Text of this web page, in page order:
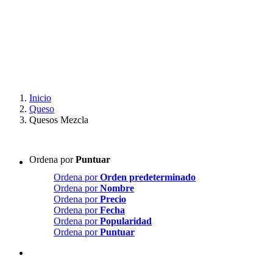
Inicio
Queso
Quesos Mezcla
Ordena porPuntuar
Ordena porOrden predeterminado
Ordena porNombre
Ordena porPrecio
Ordena porFecha
Ordena porPopularidad
Ordena porPuntuar